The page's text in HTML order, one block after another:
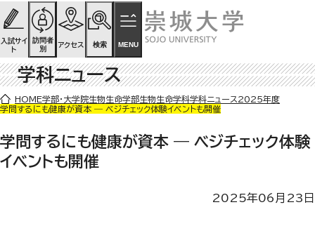
ページの先頭です
ページ内を移動するためのリンク
本文(c)へ
入試サイ
ト
訪問者
別
アクセス 検索 MENU
ここから本文です。
学科ニュース
HOME学部・大学院生物生命学部生物生命学科学科ニュース 2025年度
学問するにも健康が資本 ― ベジチェック体験イベントも開催
学問するにも健康が資本 ― ベジチェック体験
イベントも開催
2025年06月23日